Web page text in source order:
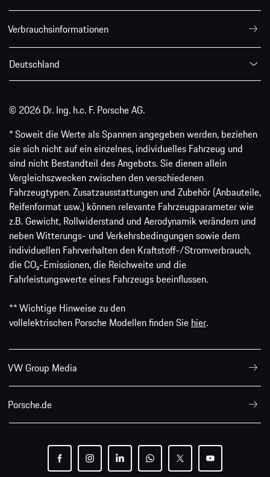
Verbrauchsinformationen
Deutschland
© 2026 Dr. Ing. h.c. F. Porsche AG.
* Soweit die Werte als Spannen angegeben werden, beziehen
sie sich nicht auf ein einzelnes, individuelles Fahrzeug und
sind nicht Bestandteil des Angebots. Sie dienen allein
Vergleichszwecken zwischen den verschiedenen
Fahrzeugtypen. Zusatzausstattungen und Zubehör (Anbauteile,
Reifenformat usw.) können relevante Fahrzeugparameter wie
z.B. Gewicht, Rollwiderstand und Aerodynamik verändern und
neben Witterungs- und Verkehrsbedingungen sowie dem
individuellen Fahrverhalten den Kraftstoff-/Stromverbrauch,
die CO₂-Emissionen, die Reichweite und die
Fahrleistungswerte eines Fahrzeugs beeinflussen.
** Wichtige Hinweise zu den
vollelektrischen Porsche Modellen finden Sie hier.
VW Group Media
Porsche.de